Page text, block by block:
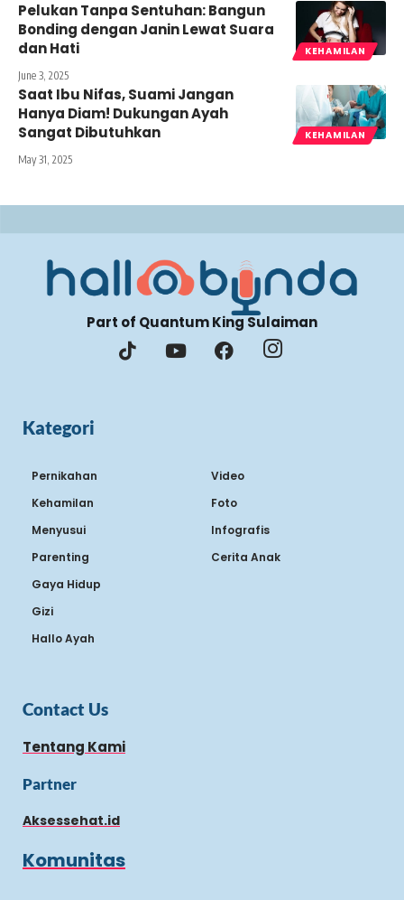
KEHAMILAN
Pelukan Tanpa Sentuhan: Bangun
Bonding dengan Janin Lewat Suara
dan Hati
June 3, 2025
KEHAMILAN
Saat Ibu Nifas, Suami Jangan
Hanya Diam! Dukungan Ayah
Sangat Dibutuhkan
May 31, 2025
Part of Quantum King Sulaiman
Kategori
Pernikahan
Kehamilan
Menyusui
Parenting
Gaya Hidup
Gizi
Hallo Ayah
Video
Foto
Infografis
Cerita Anak
Contact Us
Tentang Kami
Partner
Aksessehat.id
Komunitas